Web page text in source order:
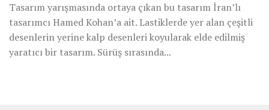
Tasarım yarışmasında ortaya çıkan bu tasarım İran’lı
tasarımcı Hamed Kohan’a ait. Lastiklerde yer alan çeşitli
desenlerin yerine kalp desenleri koyularak elde edilmiş
yaratıcı bir tasarım. Sürüş sırasında...